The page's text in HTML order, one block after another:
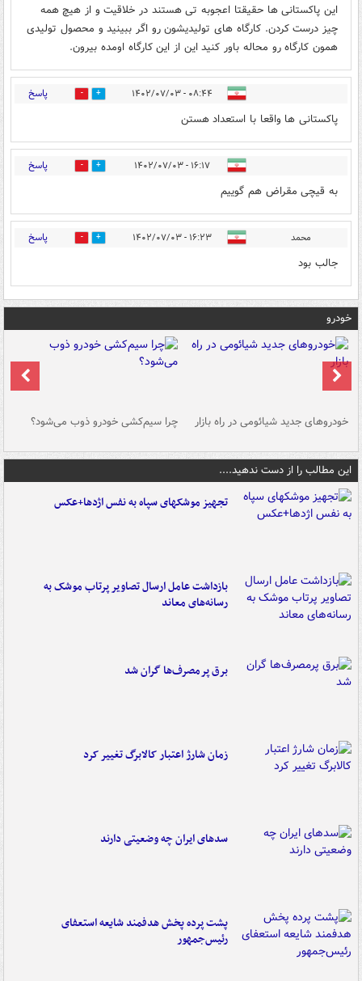
این پاکستانی ها حقیقتا اعجوبه تی هستند در خلاقیت و از هیچ همه
چیز درست کردن. کارگاه های تولیدیشون رو اگر ببینید و محصول تولیدی
همون کارگاه رو محاله باور کنید این از این کارگاه اومده بیرون.
۰۸:۴۴ - ۱۴۰۲/۰۷/۰۳ 4 پاسخ
پاکستانی ها واقعا با استعداد هستن
۱۶:۱۷ - ۱۴۰۲/۰۷/۰۳ 0 پاسخ
به قیچی مقراض هم گوییم
محمد ۱۶:۲۳ - ۱۴۰۲/۰۷/۰۳ 0 پاسخ
جالب بود
خودرو
خودروهای جدید شیائومی در راه بازار چرا سیم‌کشی خودرو ذوب می‌شود؟
این مطالب را از دست ندهید....
تجهیز موشکهای سپاه به نفس اژدها+عکس
بازداشت عامل ارسال تصاویر پرتاب موشک به
رسانه‌های معاند
برق پرمصرف‌ها گران شد
زمان شارژ اعتبار کالابرگ تغییر کرد
سدهای ایران چه وضعیتی دارند
پشت پرده پخش هدفمند شایعه استعفای
رئیس‌جمهور